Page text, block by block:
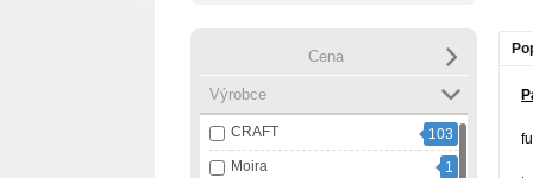
Cena
Výrobce
CRAFT
103
Moira
1